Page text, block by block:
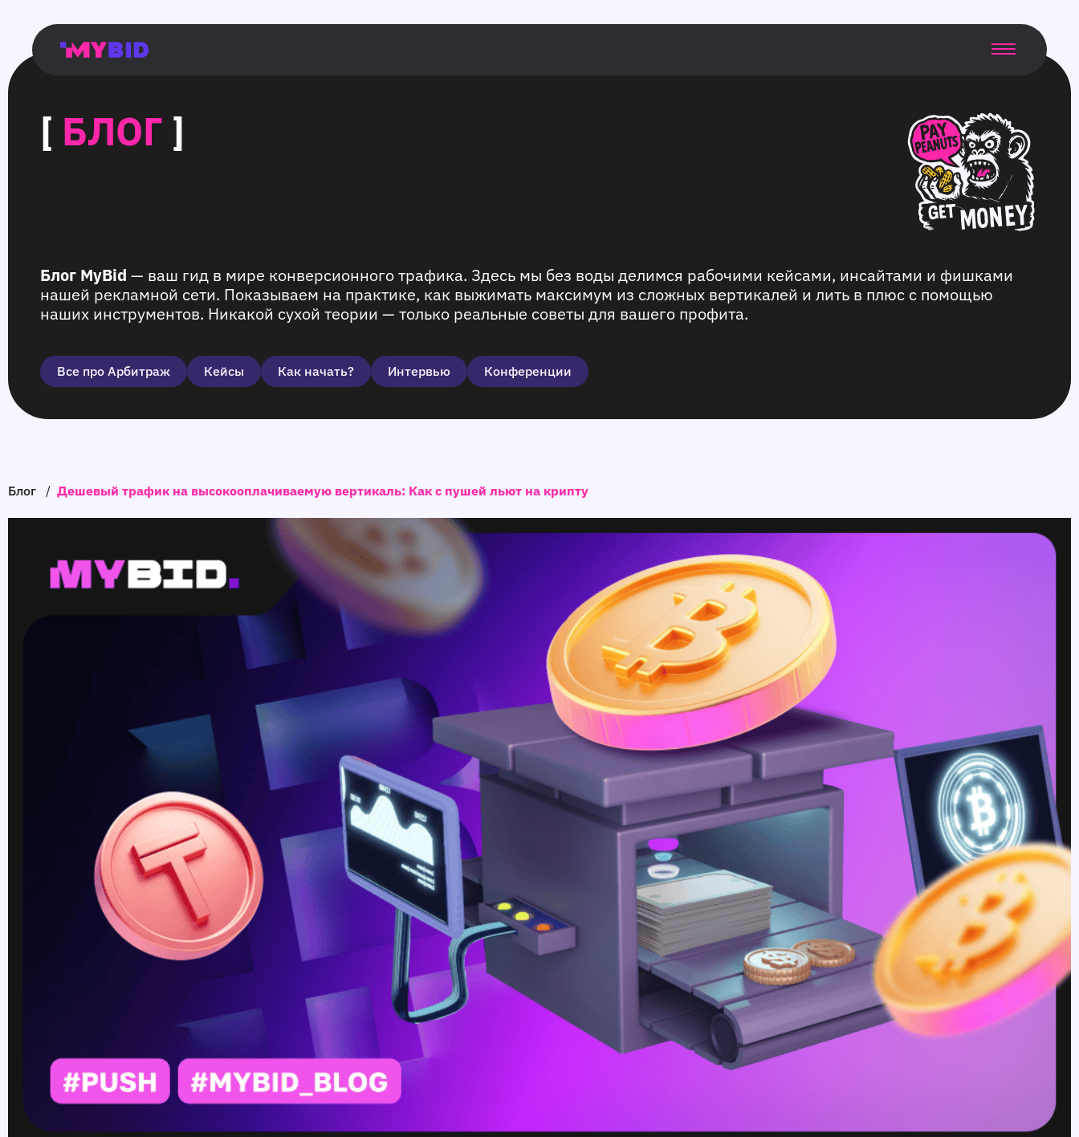
Главная
Гибкий
таргетинг
Возможности
Форматы
TMA
Главная
Домонетизация
TMA
Блог
Главная
страница
Main
page
Flexible
targeting
Opportunities
Formats
TMA
Main
page
Extra
monetization
TMA
Blog
Main
page
[ БЛОГ ]
Блог MyBid — ваш гид в мире конверсионного трафика. Здесь мы без воды делимся рабочими кейсами, инсайтами и фишками
нашей рекламной сети. Показываем на практике, как выжимать максимум из сложных вертикалей и лить в плюс с помощью
наших инструментов. Никакой сухой теории — только реальные советы для вашего профита.
Все про Арбитраж Кейсы Как начать? Интервью Конференции
Блог / Дешевый трафик на высокооплачиваемую вертикаль: Как с пушей льют на крипту